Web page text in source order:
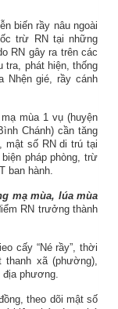
biến rầy nâu ngoài
trừ RN tại những
RN gây ra trên các
tra, phát hiện, thống
Nhện gié, rầy cánh
mùa 1 vụ (huyện
Chánh) cần tăng
mật số RN di trú tại
pháp phòng, trừ
ban hành.
mạ mùa, lúa mùa
RN trưởng thành
cấy “Né rầy”, thời
xã (phường),
phương.
theo dõi mật số